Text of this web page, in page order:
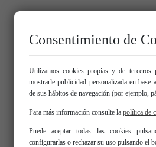
Consentimiento de
Utilizamos cookies propias y de terceros
mostrarle publicidad personalizada en
de sus hábitos de navegación (por ejemplo,
Para más información consulte la política de
Puede aceptar todas las cookies
configurarlas o rechazar su uso pulsando el